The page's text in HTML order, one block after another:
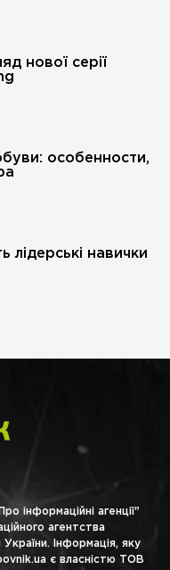
нової серії
особенности,
навички
інформаційні агенції"
агентства
Інформація, яку
є власністю ТОВ